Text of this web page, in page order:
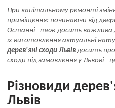
При капітальному ремонті
приміщення: починаючи від
Останні - теж досить важлива
їх виготовлення актуальні
дерев'яні сходи Львів досить
сходи під замовлення у Львові -
Різновиди
Львів